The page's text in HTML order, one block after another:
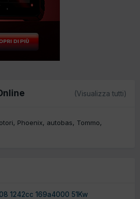
(Visualizza tutti)
Phoenix autobas
Tommo
1242cc 169a4000 51Kw